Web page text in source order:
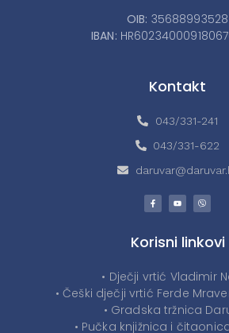
OIB: 35688993528
IBAN:
Kontakt
043/331-241
043/331-622
Korisni linkovi
• Dječji vrtić Vladimir
• Češki dječji vrtić Ferde
• Gradska tržnica
• Pučka knjižnica i